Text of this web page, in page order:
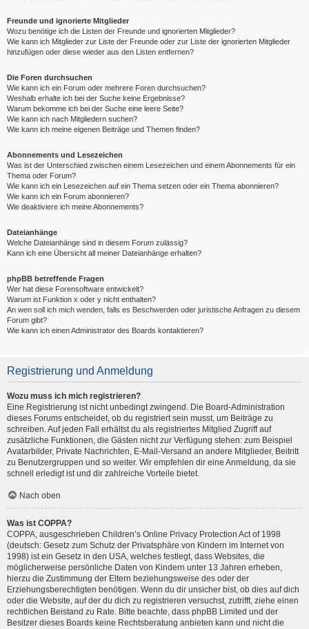
Freunde und ignorierte Mitglieder
Wozu benötige ich die Listen der Freunde und ignorierten Mitglieder?
Wie kann ich Mitglieder zur Liste der Freunde oder zur Liste der ignorierten Mitglieder
hinzufügen oder diese wieder aus den Listen entfernen?
Die Foren durchsuchen
Wie kann ich ein Forum oder mehrere Foren durchsuchen?
Weshalb erhalte ich bei der Suche keine Ergebnisse?
Warum bekomme ich bei der Suche eine leere Seite?
Wie kann ich nach Mitgliedern suchen?
Wie kann ich meine eigenen Beiträge und Themen finden?
Abonnements und Lesezeichen
Was ist der Unterschied zwischen einem Lesezeichen und einem Abonnements für ein
Thema oder Forum?
Wie kann ich ein Lesezeichen auf ein Thema setzen oder ein Thema abonnieren?
Wie kann ich ein Forum abonnieren?
Wie deaktiviere ich meine Abonnements?
Dateianhänge
Welche Dateianhänge sind in diesem Forum zulässig?
Kann ich eine Übersicht all meiner Dateianhänge erhalten?
phpBB betreffende Fragen
Wer hat diese Forensoftware entwickelt?
Warum ist Funktion x oder y nicht enthalten?
An wen soll ich mich wenden, falls es Beschwerden oder juristische Anfragen zu diesem
Forum gibt?
Wie kann ich einen Administrator des Boards kontaktieren?
Registrierung und Anmeldung
Wozu muss ich mich registrieren?
Eine Registrierung ist nicht unbedingt zwingend. Die Board-Administration
dieses Forums entscheidet, ob du registriert sein musst, um Beiträge zu
schreiben. Auf jeden Fall erhältst du als registriertes Mitglied Zugriff auf
zusätzliche Funktionen, die Gästen nicht zur Verfügung stehen: zum Beispiel
Avatarbilder, Private Nachrichten, E-Mail-Versand an andere Mitglieder, Beitritt
zu Benutzergruppen und so weiter. Wir empfehlen dir eine Anmeldung, da sie
schnell erledigt ist und dir zahlreiche Vorteile bietet.
Nach oben
Was ist COPPA?
COPPA, ausgeschrieben Children’s Online Privacy Protection Act of 1998
(deutsch: Gesetz zum Schutz der Privatsphäre von Kindern im Internet von
1998) ist ein Gesetz in den USA, welches festlegt, dass Websites, die
möglicherweise persönliche Daten von Kindern unter 13 Jahren erheben,
hierzu die Zustimmung der Eltern beziehungsweise des oder der
Erziehungsberechtigten benötigen. Wenn du dir unsicher bist, ob dies auf dich
oder die Website, auf der du dich zu registrieren versuchst, zutrifft, ziehe einen
rechtlichen Beistand zu Rate. Bitte beachte, dass phpBB Limited und der
Besitzer dieses Boards keine Rechtsberatung anbieten kann und nicht die